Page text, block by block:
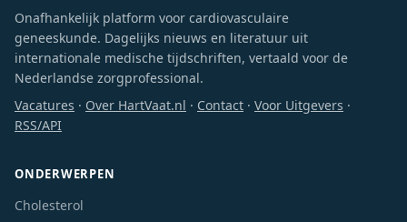
Onafhankelijk platform voor cardiovasculaire
geneeskunde. Dagelijks nieuws en literatuur uit
internationale medische tijdschriften, vertaald voor de
Nederlandse zorgprofessional.
Vacatures · Over HartVaat.nl · Contact · Voor Uitgevers ·
RSS/API
ONDERWERPEN
Cholesterol